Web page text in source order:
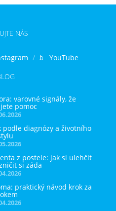
NÁS
YouTube
varovné signály, že
pomoc
podle diagnózy a životního
z postele: jak si ulehčit
si záda
praktický návod krok za